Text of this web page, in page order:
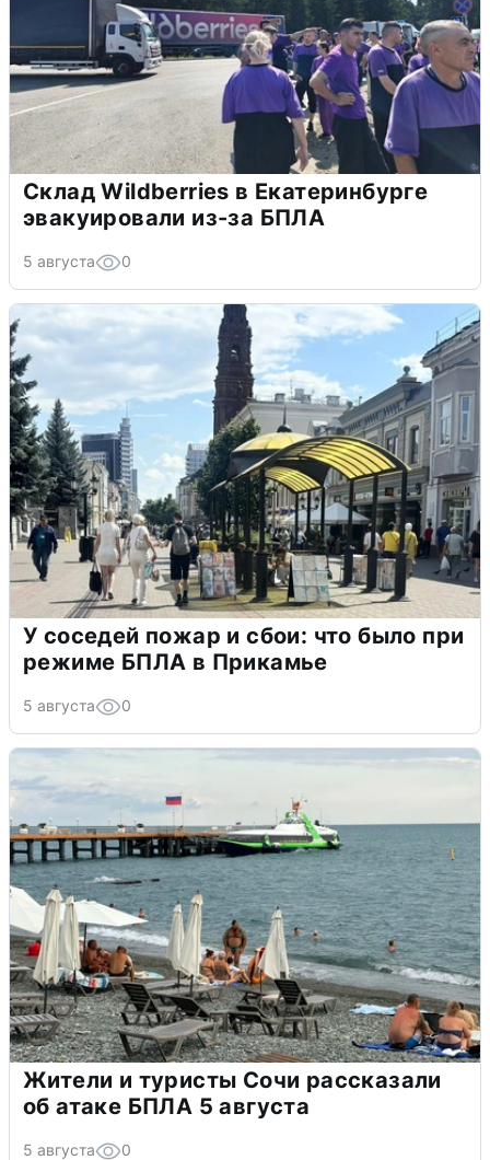
Склад Wildberries в Екатеринбурге
эвакуировали из-за БПЛА
5 августа 0
У соседей пожар и сбои: что было при
режиме БПЛА в Прикамье
5 августа 0
Жители и туристы Сочи рассказали
об атаке БПЛА 5 августа
5 августа 0